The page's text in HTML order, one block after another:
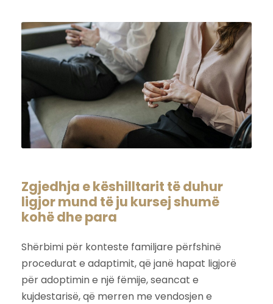
Zgjedhja e këshilltarit të duhur
ligjor mund të ju kursej shumë
kohë dhe para
Shërbimi për konteste familjare përfshinë
procedurat e adaptimit, që janë hapat ligjorë
për adoptimin e një fëmije, seancat e
kujdestarisë, që merren me vendosjen e